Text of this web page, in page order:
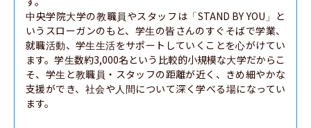
中央学院大学の教職員やスタッフは「STAND BY YOU」と
いうスローガンのもと、学生の皆さんのすぐそばで学業、
就職活動、学生生活をサポートしていくことを心がけてい
ます。学生数約3,000名という比較的小規模な大学だからこ
そ、学生と教職員・スタッフの距離が近く、きめ細やかな
支援ができ、社会や人間について深く学べる場になってい
ます。